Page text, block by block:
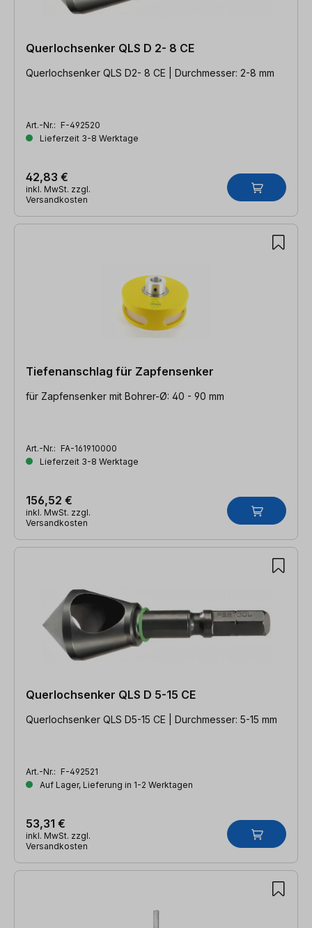
Querlochsenker QLS D 2- 8 CE
Querlochsenker QLS D2- 8 CE | Durchmesser: 2-8 mm
Art.-Nr.: F-492520
Lieferzeit 3-8 Werktage
42,83 €
inkl. MwSt. zzgl.
Versandkosten
Tiefenanschlag für Zapfensenker
für Zapfensenker mit Bohrer-Ø: 40 - 90 mm
Art.-Nr.: FA-161910000
Lieferzeit 3-8 Werktage
156,52 €
inkl. MwSt. zzgl.
Versandkosten
Querlochsenker QLS D 5-15 CE
Querlochsenker QLS D5-15 CE | Durchmesser: 5-15 mm
Art.-Nr.: F-492521
Auf Lager, Lieferung in 1-2 Werktagen
53,31 €
inkl. MwSt. zzgl.
Versandkosten